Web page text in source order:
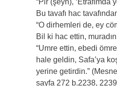
“Pir (şeyh), ‘Etrafımda
Bu tavafı hac
“O dirhemleri de, ey
Bil ki hac ettin,
“Umre ettin, ebedi
hale geldin, Safa’ya
yerine getirdin.”
sayfa 272 b.2238,